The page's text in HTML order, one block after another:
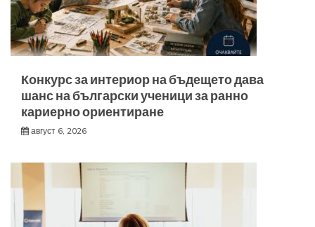
Конкурс за интериор на бъдещето дава
шанс на български ученици за ранно
кариерно ориентиране
август 6, 2026